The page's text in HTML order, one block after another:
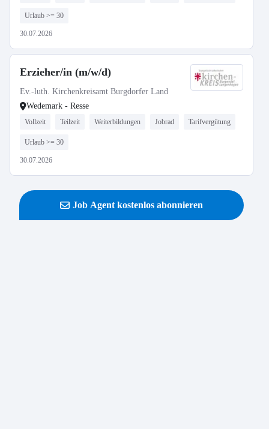
Urlaub >= 30
30.07.2026
Erzieher/in (m/w/d)
Ev.-luth. Kirchenkreisamt Burgdorfer Land
Wedemark - Resse
Vollzeit Teilzeit Weiterbildungen Jobrad Tarifvergütung
Urlaub >= 30
30.07.2026
Job Agent kostenlos abonnieren